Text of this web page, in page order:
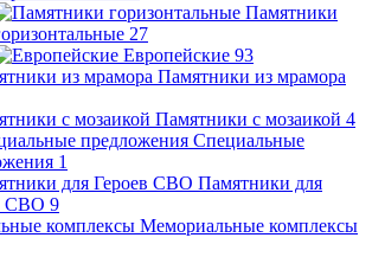
Памятники
27
Европейские 93
Памятники из мрамора
Памятники с мозаикой 4
Специальные
1
Памятники для
СВО 9
Мемориальные комплексы